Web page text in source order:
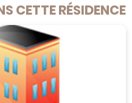
CETTE RÉSIDENCE